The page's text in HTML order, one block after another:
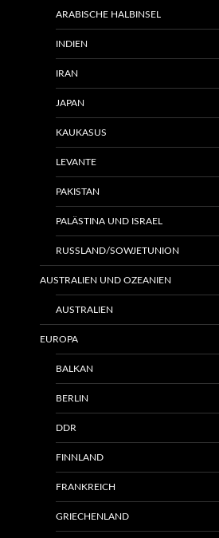
ARABISCHE HALBINSEL
INDIEN
IRAN
JAPAN
KAUKASUS
LEVANTE
PAKISTAN
PALÄSTINA UND ISRAEL
RUSSLAND/SOWJETUNION
AUSTRALIEN UND OZEANIEN
AUSTRALIEN
EUROPA
BALKAN
BERLIN
DDR
FINNLAND
FRANKREICH
GRIECHENLAND